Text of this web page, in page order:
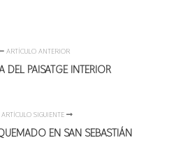
ARTÍCULO ANTERIOR
DEL PAISATGE INTERIOR
ARTÍCULO SIGUIENTE
EN SAN SEBASTIÁN